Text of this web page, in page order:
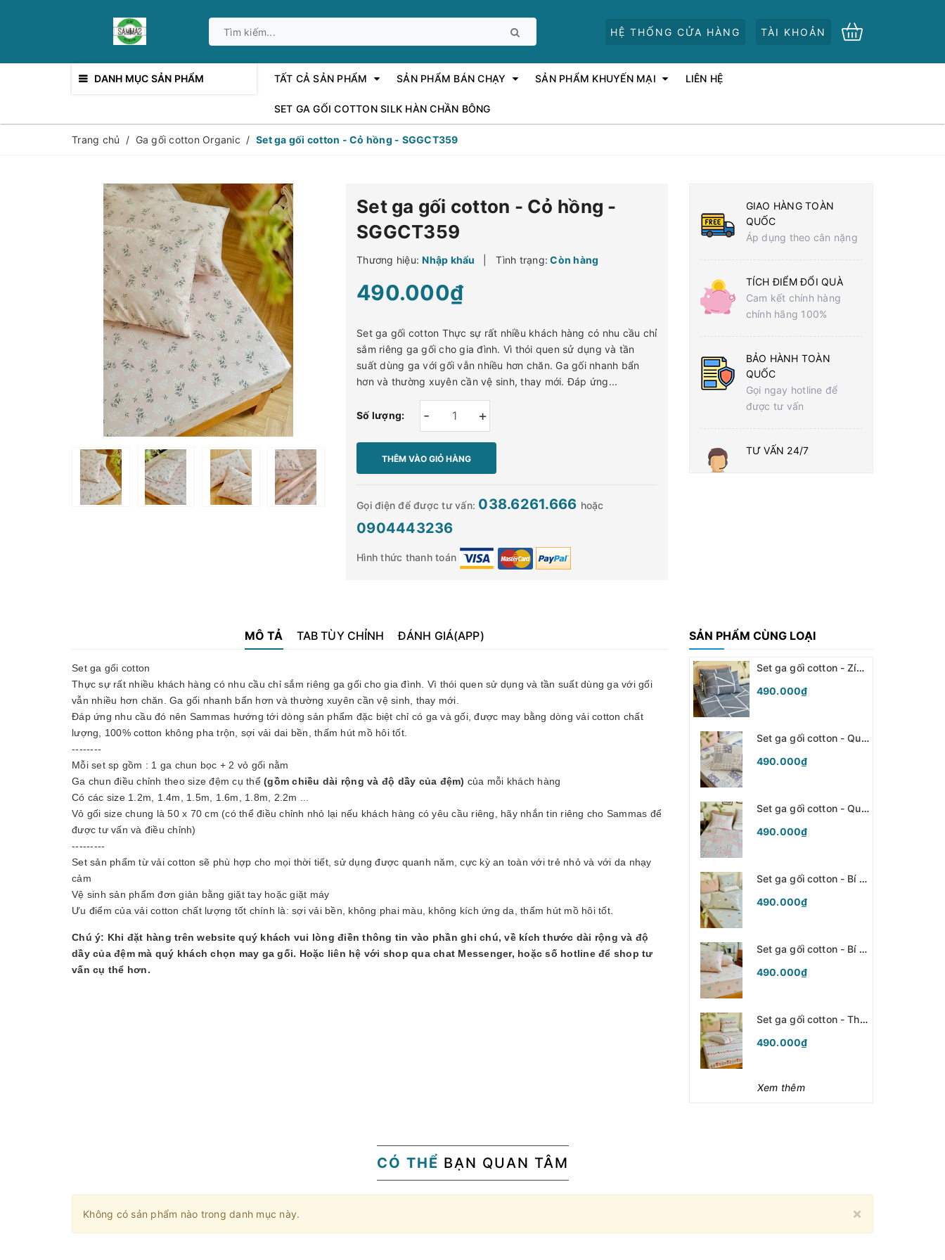
HỆ THỐNG CỬA HÀNG TÀI KHOẢN
DANH MỤC SẢN PHẨM TẤT CẢ SẢN PHẨM SẢN PHẨM BÁN CHẠY SẢN PHẨM KHUYẾN MẠI LIÊN HỆ
SET GA GỐI COTTON SILK HÀN CHẦN BÔNG
Trang chủ / Ga gối cotton Organic / Set ga gối cotton - Cỏ hồng - SGGCT359
Set ga gối cotton - Cỏ hồng -
SGGCT359
Thương hiệu: Nhập khẩu Tình trạng: Còn hàng
490.000₫
Set ga gối cotton Thực sự rất nhiều khách hàng có nhu cầu chỉ
sắm riêng ga gối cho gia đình. Vì thói quen sử dụng và tần
suất dùng ga với gối vẫn nhiều hơn chăn. Ga gối nhanh bẩn
hơn và thường xuyên cần vệ sinh, thay mới. Đáp ứng...
Số lượng: +
-
THÊM VÀO GIỎ HÀNG
Gọi điện để được tư vấn: 038.6261.666 hoặc
0904443236
Hình thức thanh toán
GIAO HÀNG TOÀN
QUỐC
Áp dụng theo cân nặng
TÍCH ĐIỂM ĐỔI QUÀ
Cam kết chính hàng
chính hãng 100%
BẢO HÀNH TOÀN
QUỐC
Gọi ngay hotline để
được tư vấn
TƯ VẤN 24/7
MÔ TẢ TAB TÙY CHỈNH ĐÁNH GIÁ(APP)
Set ga gối cotton
Thực sự rất nhiều khách hàng có nhu cầu chỉ sắm riêng ga gối cho gia đình. Vì thói quen sử dụng và tần suất dùng ga với gối
vẫn nhiều hơn chăn. Ga gối nhanh bẩn hơn và thường xuyên cần vệ sinh, thay mới.
Đáp ứng nhu cầu đó nên Sammas hướng tới dòng sản phẩm đặc biệt chỉ có ga và gối, được may bằng dòng vải cotton chất
lượng, 100% cotton không pha trộn, sợi vải dai bền, thấm hút mồ hôi tốt.
--------
Mỗi set sp gồm : 1 ga chun bọc + 2 vỏ gối nằm
Ga chun điều chỉnh theo size đệm cụ thể (gồm chiều dài rộng và độ dầy của đệm) của mỗi khách hàng
Có các size 1.2m, 1.4m, 1.5m, 1.6m, 1.8m, 2.2m ...
Vỏ gối size chung là 50 x 70 cm (có thể điều chỉnh nhỏ lại nếu khách hàng có yêu cầu riêng, hãy nhắn tin riêng cho Sammas để
được tư vấn và điều chỉnh)
---------
Set sản phẩm từ vải cotton sẽ phù hợp cho mọi thời tiết, sử dụng được quanh năm, cực kỳ an toàn với trẻ nhỏ và với da nhạy
cảm
Vệ sinh sản phẩm đơn giản bằng giặt tay hoặc giặt máy
Ưu điểm của vải cotton chất lượng tốt chính là: sợi vải bền, không phai màu, không kích ứng da, thấm hút mồ hôi tốt.
Chú ý: Khi đặt hàng trên website quý khách vui lòng điền thông tin vào phần ghi chú, về kích thước dài rộng và độ
dầy của đệm mà quý khách chọn may ga gối. Hoặc liên hệ với shop qua chat Messenger, hoặc số hotline để shop tư
vấn cụ thể hơn.
SẢN PHẨM CÙNG LOẠI
Set ga gối cotton - Zíc zắc xám- SGGCT368
490.000₫
Set ga gối cotton - Quilt tím - SGGCT367
490.000₫
Set ga gối cotton - Quilt hồng - SGGCT366
490.000₫
Set ga gối cotton - Bí ngô xanh - SGGCT365
490.000₫
Set ga gối cotton - Bí ngô hồng - SGGCT364
490.000₫
Set ga gối cotton - Thổ cẩm - SGGCT363
490.000₫
Xem thêm
CÓ THỂ BẠN QUAN TÂM
×
Không có sản phẩm nào trong danh mục này.